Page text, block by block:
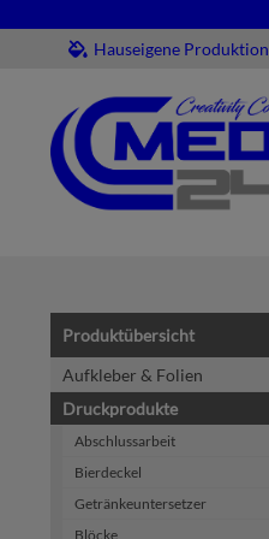
Hauseigene Produktion
Produktübersicht
Aufkleber & Folien
Druckprodukte
Abschlussarbeit
Bierdeckel
Getränkeuntersetzer
Blöcke